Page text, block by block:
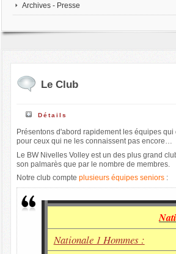
Archives - Presse
Le Club
Détails
Présentons d'abord rapidement les équipes qui
pour ceux qui ne les connaissent pas encore…
Le BW Nivelles Volley est un des plus grand
son palmarès que par le nombre de membres.
Notre club compte plusieurs équipes seniors:
Nationale 1 Hommes :